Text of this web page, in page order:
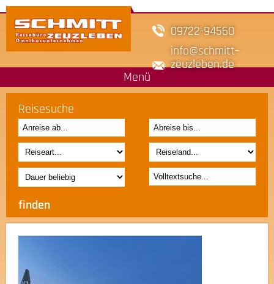
09722-94560
info schmitt-
zeuzleben.de
Menü
Reisesuche